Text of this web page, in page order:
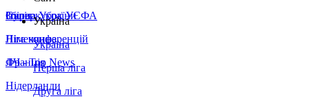
Збірна України
Італія
Німеччина
Франція
Нідерланди
Суперкубок УЄФА
Ліга конференцій
ЛЧ - Top News
Україна
Україна
Перша ліга
Друга ліга